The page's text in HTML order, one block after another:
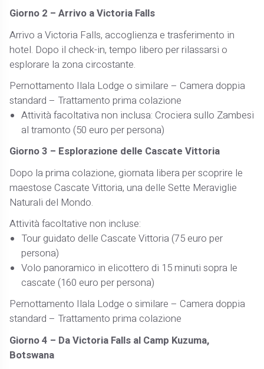
Giorno 2 – Arrivo a Victoria Falls
Arrivo a Victoria Falls, accoglienza e trasferimento in
hotel. Dopo il check-in, tempo libero per rilassarsi o
esplorare la zona circostante.
Pernottamento Ilala Lodge o similare – Camera doppia
standard – Trattamento prima colazione
Attività facoltativa non inclusa: Crociera sullo Zambesi
al tramonto (50 euro per persona)
Giorno 3 – Esplorazione delle Cascate Vittoria
Dopo la prima colazione, giornata libera per scoprire le
maestose Cascate Vittoria, una delle Sette Meraviglie
Naturali del Mondo.
Attività facoltative non incluse:
Tour guidato delle Cascate Vittoria (75 euro per
persona)
Volo panoramico in elicottero di 15 minuti sopra le
cascate (160 euro per persona)
Pernottamento Ilala Lodge o similare – Camera doppia
standard – Trattamento prima colazione
Giorno 4 – Da Victoria Falls al Camp Kuzuma,
Botswana